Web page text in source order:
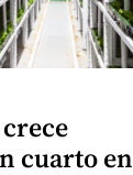
cuarto en